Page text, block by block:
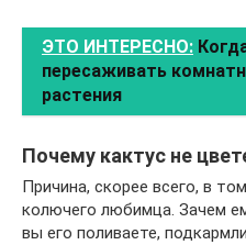
ЭТО ИНТЕРЕСНО:
пересаживать
растения
Почему кактус не
Причина, скорее всего, в
колючего любимца. Зачем
вы его поливаете,